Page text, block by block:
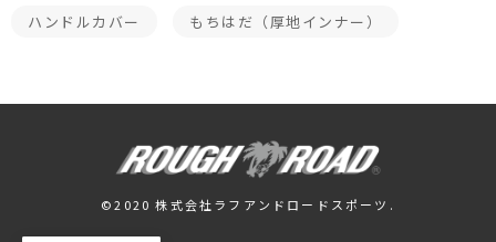
ハンドルカバー もちはだ（厚地インナー）
©2020 株式会社ラフアンドロードスポーツ.